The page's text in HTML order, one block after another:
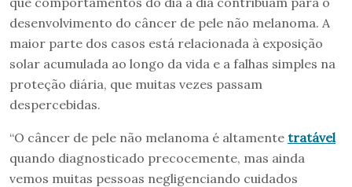
desenvolvimento do câncer de pele não melanoma. A
maior parte dos casos está relacionada à exposição
solar acumulada ao longo da vida e a falhas simples na
proteção diária, que muitas vezes passam
despercebidas.
“O câncer de pele não melanoma é altamente tratável
quando diagnosticado precocemente, mas ainda
vemos muitas pessoas negligenciando cuidados